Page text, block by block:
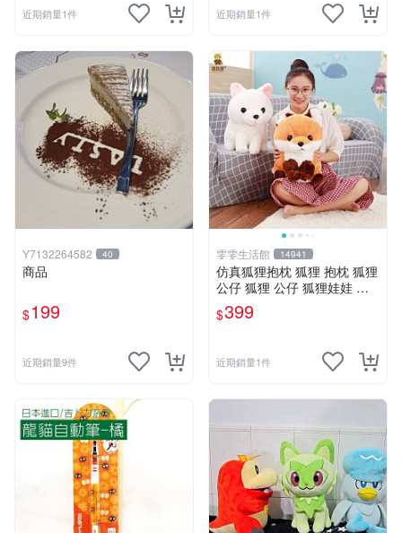
近期銷量1件 近期銷量1件
Y7132264582 40
商品
$199
近期銷量9件
雯雯生活館 14941
仿真狐狸抱枕 狐狸 抱枕 狐狸
公仔 狐狸 公仔 狐狸娃娃 狐
狸 娃娃 玩偶 玩具 聖誕節 生
日 情人節禮物禮品
$399
近期銷量1件